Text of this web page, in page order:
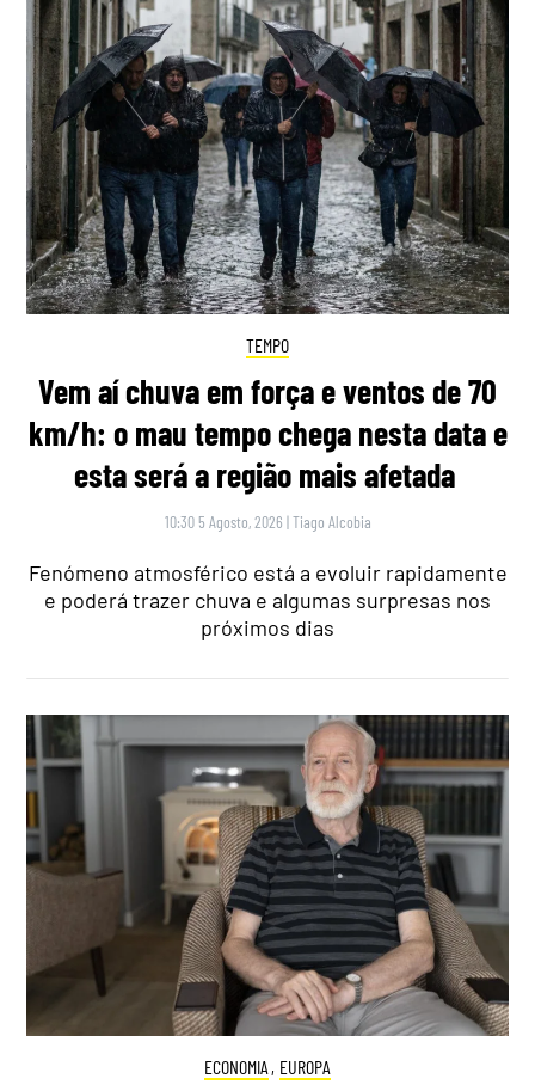
TEMPO
Vem aí chuva em força e ventos de 70
km/h: o mau tempo chega nesta data e
esta será a região mais afetada
10:30 5 Agosto, 2026 |Tiago Alcobia
Fenómeno atmosférico está a evoluir rapidamente
e poderá trazer chuva e algumas surpresas nos
próximos dias
ECONOMIA , EUROPA